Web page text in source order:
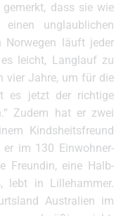
dass sie wie
unglaublichen
läuft jeder
leicht, Langlauf zu
vier Jahre, um für die
es jetzt der richtige
Zudem hat er zwei
Kindsheitsfreund
im 130 Einwohner-
Freundin, eine Halb-
lebt in Lillehammer.
Australien im